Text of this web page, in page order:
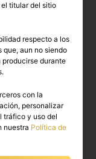
titular del sitio
respecto a los
aun no siendo
producirse durante
con la
personalizar
tráfico y uso del
nuestra Política de